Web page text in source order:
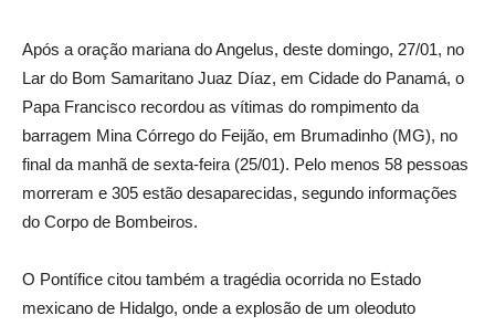
Após a oração mariana do Angelus, deste domingo, 27/01, no
Lar do Bom Samaritano Juaz Díaz, em Cidade do Panamá, o
Papa Francisco recordou as vítimas do rompimento da
barragem Mina Córrego do Feijão, em Brumadinho (MG), no
final da manhã de sexta-feira (25/01). Pelo menos 58 pessoas
morreram e 305 estão desaparecidas, segundo informações
do Corpo de Bombeiros.
O Pontífice citou também a tragédia ocorrida no Estado
mexicano de Hidalgo, onde a explosão de um oleoduto